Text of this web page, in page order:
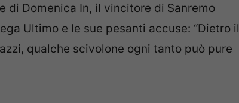
di Domenica In, il vincitore di Sanremo
Ultimo e le sue pesanti accuse: “Dietro il
qualche scivolone ogni tanto può pure